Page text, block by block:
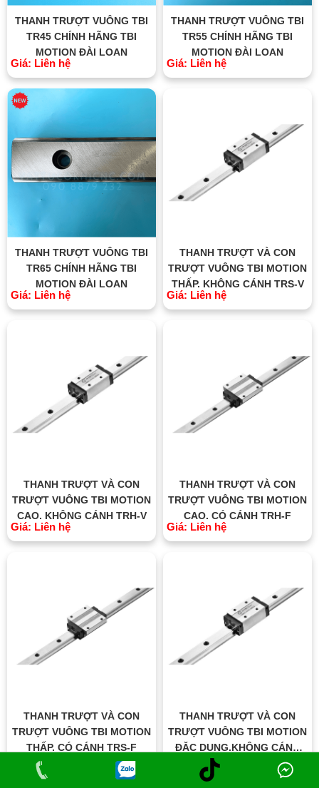
THANH TRƯỢT VUÔNG TBI
TR45 CHÍNH HÃNG TBI
MOTION ĐÀI LOAN
Giá: Liên hệ
THANH TRƯỢT VUÔNG TBI
TR55 CHÍNH HÃNG TBI
MOTION ĐÀI LOAN
Giá: Liên hệ
THANH TRƯỢT VUÔNG TBI
TR65 CHÍNH HÃNG TBI
MOTION ĐÀI LOAN
Giá: Liên hệ
THANH TRƯỢT VÀ CON
TRƯỢT VUÔNG TBI MOTION
THẤP, KHÔNG CÁNH TRS-V
Giá: Liên hệ
THANH TRƯỢT VÀ CON
TRƯỢT VUÔNG TBI MOTION
CAO, KHÔNG CÁNH TRH-V
Giá: Liên hệ
THANH TRƯỢT VÀ CON
TRƯỢT VUÔNG TBI MOTION
CAO, CÓ CÁNH TRH-F
Giá: Liên hệ
THANH TRƯỢT VÀ CON
TRƯỢT VUÔNG TBI MOTION
THẤP, CÓ CÁNH TRS-F
Giá: Liên hệ
THANH TRƯỢT VÀ CON
TRƯỢT VUÔNG TBI MOTION
ĐẶC DỤNG,KHÔNG CÁNH
Giá: Liên hệ